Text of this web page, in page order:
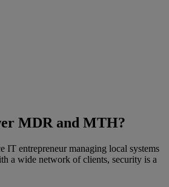
MDR and MTH?
IT entrepreneur managing local systems
a wide network of clients, security is a